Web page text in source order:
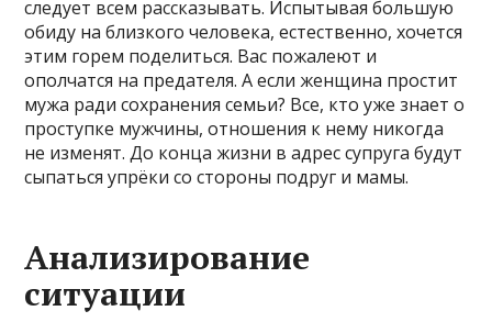
следует всем рассказывать. Испытывая большую
обиду на близкого человека, естественно, хочется
этим горем поделиться. Вас пожалеют и
ополчатся на предателя. А если женщина простит
мужа ради сохранения семьи? Все, кто уже знает о
проступке мужчины, отношения к нему никогда
не изменят. До конца жизни в адрес супруга будут
сыпаться упрёки со стороны подруг и мамы.
Анализирование
ситуации